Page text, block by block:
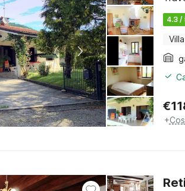
4.3 /
Villa
€
+